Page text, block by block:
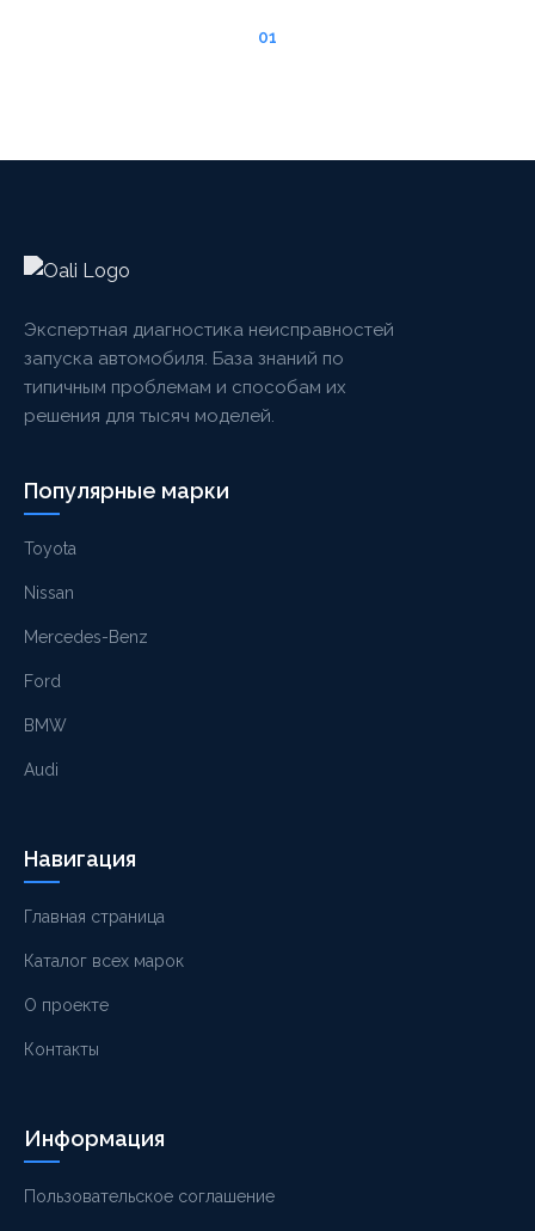
01
Экспертная диагностика неисправностей
запуска автомобиля. База знаний по
типичным проблемам и способам их
решения для тысяч моделей.
Популярные марки
Toyota
Nissan
Mercedes-Benz
Ford
BMW
Audi
Навигация
Главная страница
Каталог всех марок
О проекте
Контакты
Информация
Пользовательское соглашение